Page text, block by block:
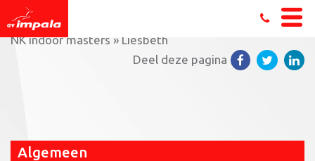
Home»Atleten AV Impala pakken goud en zilver bij
NK indoor masters » Liesbeth
Deel deze pagina
Algemeen